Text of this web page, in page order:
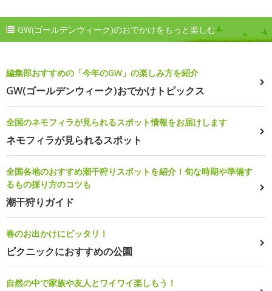
GW(ゴールデンウィーク)のおでかけをもっと楽しむ
編集部おすすめの「今年のGW」の楽しみ方を紹介
GW(ゴールデンウィーク)おでかけトピックス
全国のネモフィラが見られるスポット情報をお届けします
ネモフィラが見られるスポット
全国各地のおすすめ潮干狩りスポットを紹介！旬な時期や準備す
るもの採り方のコツも
潮干狩りガイド
春のお出かけにピッタリ！
ピクニックにおすすめの公園
自然の中で家族や友人とワイワイ楽しもう！